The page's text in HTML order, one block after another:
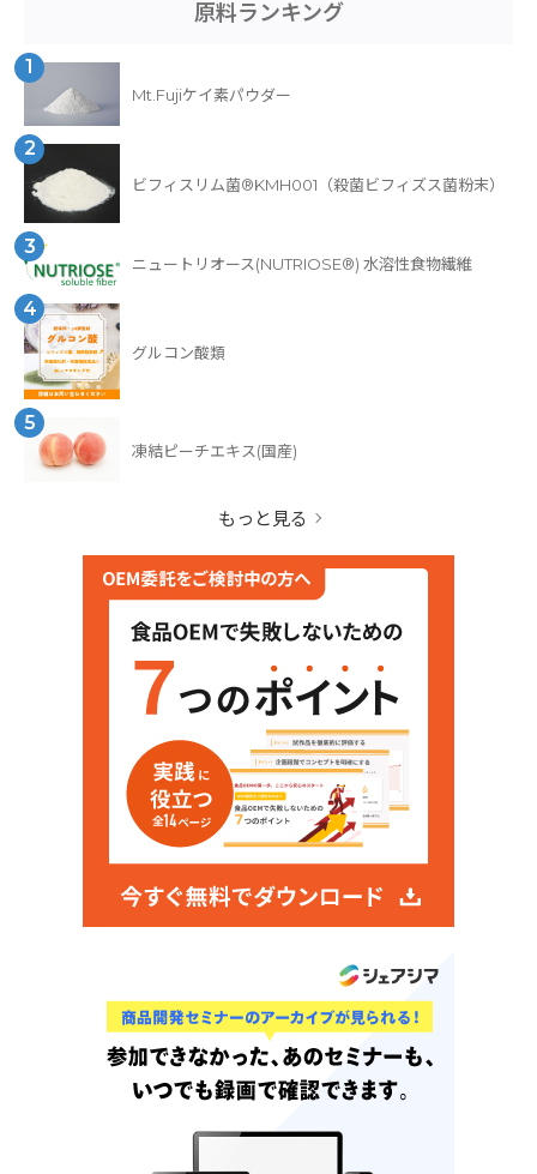
原料ランキング
1
Mt.Fujiケイ素パウダー
2
ビフィスリム菌®KMH001（殺菌ビフィズス菌粉末）
3
ニュートリオース(NUTRIOSE®) 水溶性食物繊維
4
グルコン酸類
5
凍結ピーチエキス(国産)
もっと見る